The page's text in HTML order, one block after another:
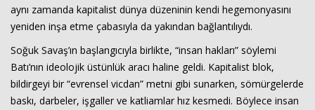
aynı zamanda kapitalist dünya düzeninin kendi hegemonyasını
yeniden inşa etme çabasıyla da yakından bağlantılıydı.
Soğuk Savaş’ın başlangıcıyla birlikte, “insan hakları” söylemi
Batı’nın ideolojik üstünlük aracı haline geldi. Kapitalist blok,
bildirgeyi bir “evrensel vicdan” metni gibi sunarken, sömürgelerde
baskı, darbeler, işgaller ve katliamlar hız kesmedi. Böylece insan